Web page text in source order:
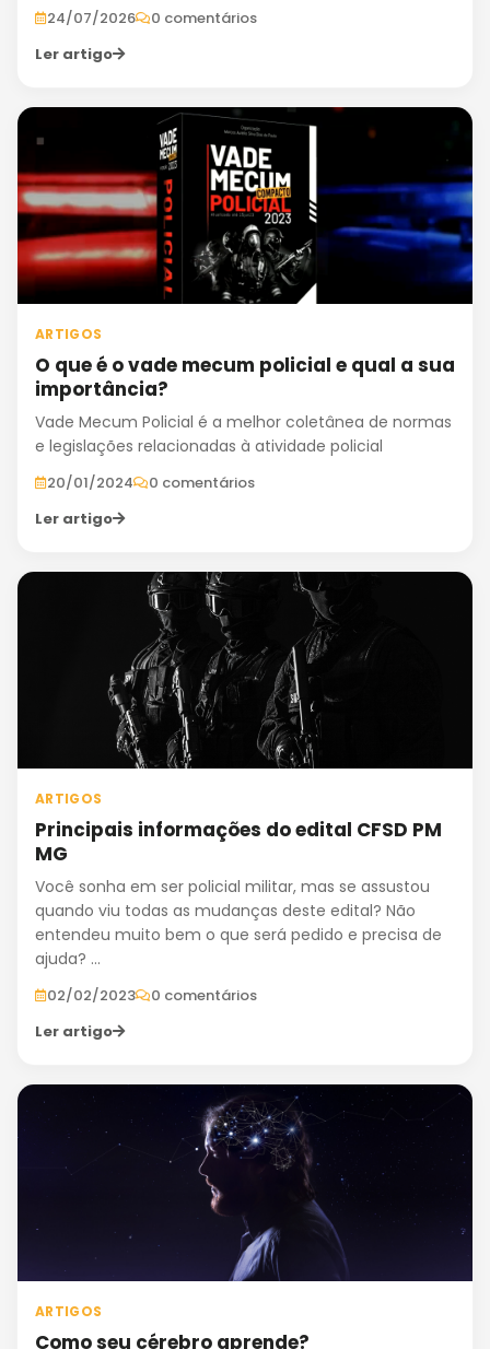
24/07/2026
0 comentários
Ler artigo
ARTIGOS
O que é o vade mecum policial e qual a sua
importância?
Vade Mecum Policial é a melhor coletânea de normas
e legislações relacionadas à atividade policial
20/01/2024
0 comentários
Ler artigo
ARTIGOS
Principais informações do edital CFSD PM
MG
Você sonha em ser policial militar, mas se assustou
quando viu todas as mudanças deste edital? Não
entendeu muito bem o que será pedido e precisa de
ajuda? ...
02/02/2023
0 comentários
Ler artigo
ARTIGOS
Como seu cérebro aprende?